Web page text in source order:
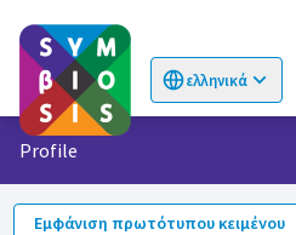
ελληνικά
Choose language
Profile
Εμφάνιση πρωτότυπου κειμένου